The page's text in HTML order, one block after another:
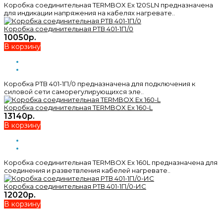
Коробка соединительная TERMBOX Ex 120SLN предназначена
для индикации напряжения на кабелях нагревате..
Коробка соединительная РТВ 401-1П/0
10050р.
В корзину
Коробка РТВ 401-1П/0 предназначена для подключения к
силовой сети саморегулирующихся эле..
Коробка соединительная TERMBOX Ex 160-L
13140р.
В корзину
Коробка соединительная TERMBOX Ex 160L предназначена для
соединения и разветвления кабелей нагревате..
Коробка соединительная РТВ 401-1П/0-ИС
12020р.
В корзину